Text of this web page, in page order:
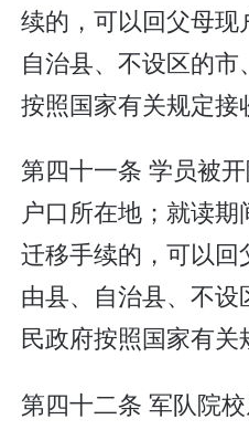
续的，可以回父母现
自治县、不设区的
按照国家有关规定接
第四十一条 学员被
户口所在地；就读
迁移手续的，可以回
由县、自治县、不
民政府按照国家有关
第四十二条 军队院